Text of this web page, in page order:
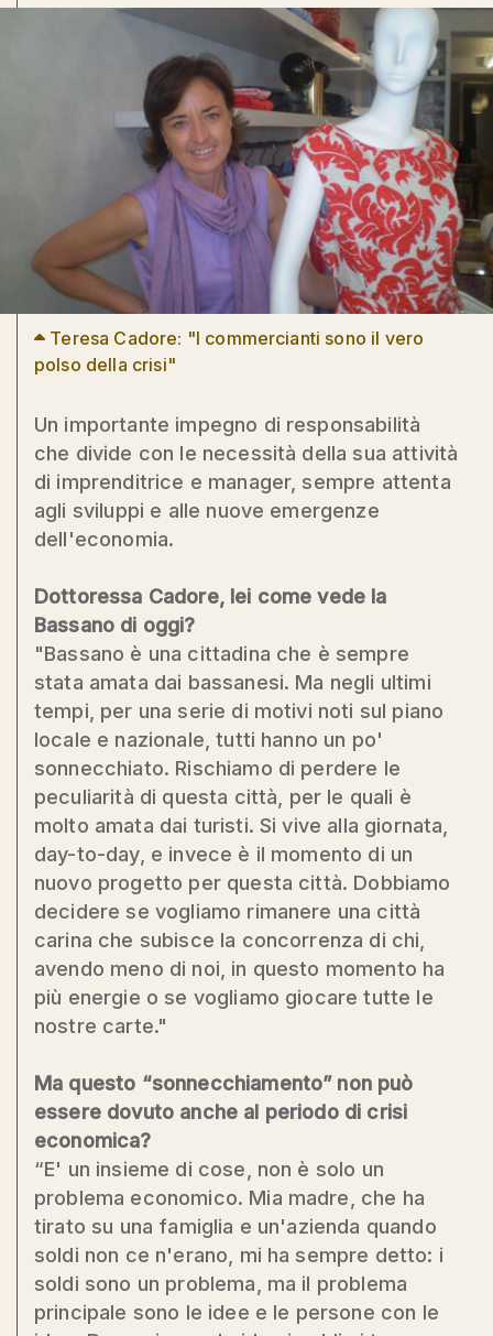
Teresa Cadore: "I commercianti sono il vero
polso della crisi"
Un importante impegno di responsabilità
che divide con le necessità della sua attività
di imprenditrice e manager, sempre attenta
agli sviluppi e alle nuove emergenze
dell'economia.
Dottoressa Cadore, lei come vede la
Bassano di oggi?
"Bassano è una cittadina che è sempre
stata amata dai bassanesi. Ma negli ultimi
tempi, per una serie di motivi noti sul piano
locale e nazionale, tutti hanno un po'
sonnecchiato. Rischiamo di perdere le
peculiarità di questa città, per le quali è
molto amata dai turisti. Si vive alla giornata,
day-to-day, e invece è il momento di un
nuovo progetto per questa città. Dobbiamo
decidere se vogliamo rimanere una città
carina che subisce la concorrenza di chi,
avendo meno di noi, in questo momento ha
più energie o se vogliamo giocare tutte le
nostre carte."
Ma questo “sonnecchiamento” non può
essere dovuto anche al periodo di crisi
economica?
“E' un insieme di cose, non è solo un
problema economico. Mia madre, che ha
tirato su una famiglia e un'azienda quando
soldi non ce n'erano, mi ha sempre detto: i
soldi sono un problema, ma il problema
principale sono le idee e le persone con le